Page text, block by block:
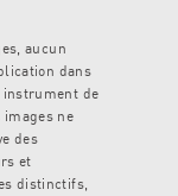
aucun
dans
instrument de
ne
des
et
distinctifs,